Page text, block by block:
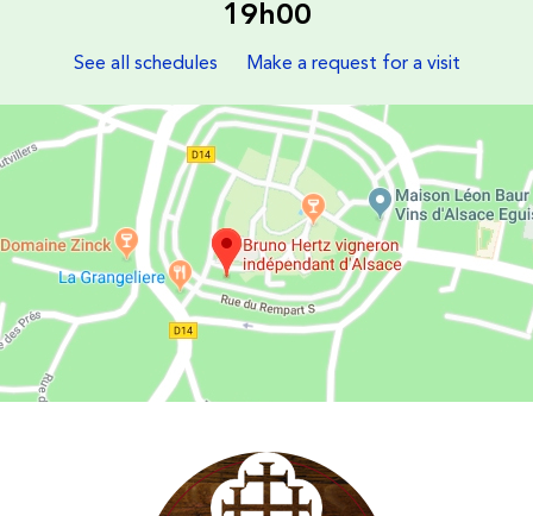
19h00
See all schedules Make a request for a visit